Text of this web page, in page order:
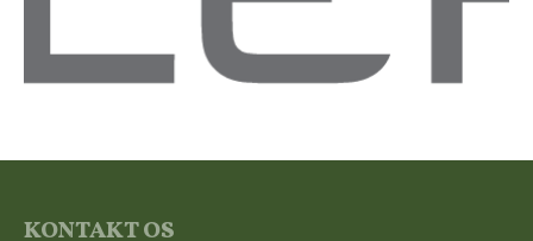
KONTAKT OS